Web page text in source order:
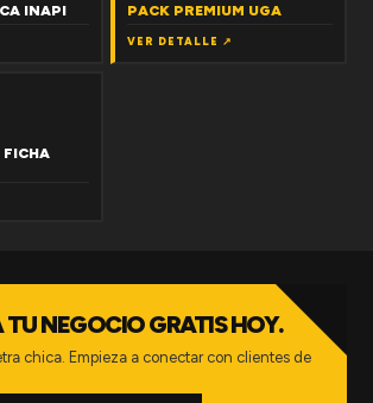
INAPI PACK PREMIUM UGA
VER DETALLE ↗
TU NEGOCIO GRATIS HOY.
chica. Empieza a conectar con clientes de